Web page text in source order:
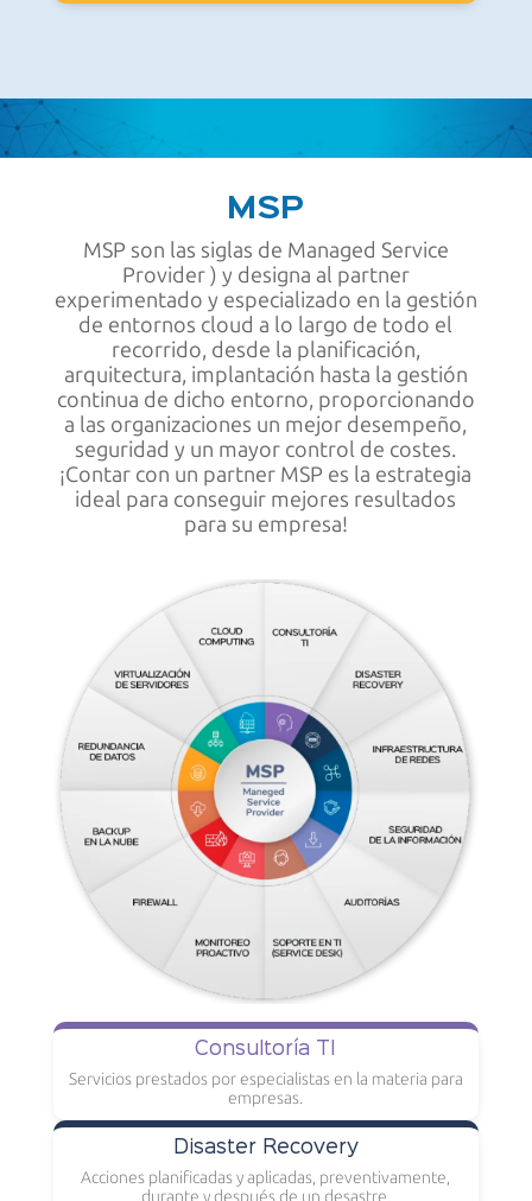
MSP
MSP son las siglas de Managed Service
Provider ) y designa al partner
experimentado y especializado en la gestión
de entornos cloud a lo largo de todo el
recorrido, desde la planificación,
arquitectura, implantación hasta la gestión
continua de dicho entorno, proporcionando
a las organizaciones un mejor desempeño,
seguridad y un mayor control de costes.
¡Contar con un partner MSP es la estrategia
ideal para conseguir mejores resultados
para su empresa!
Consultoría TI
Servicios prestados por especialistas en la materia para
empresas.
Disaster Recovery
Acciones planificadas y aplicadas, preventivamente,
durante y después de un desastre.